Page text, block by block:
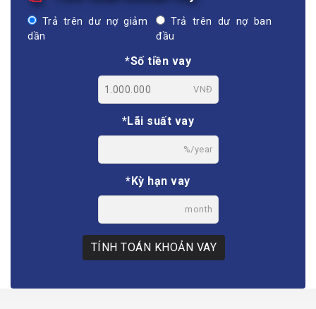
Trả trên dư nợ giảm
dần
Trả trên dư nợ ban
đầu
*Số tiền vay
VNĐ
*Lãi suất vay
%/year
*Kỳ hạn vay
month
TÍNH TOÁN KHOẢN VAY